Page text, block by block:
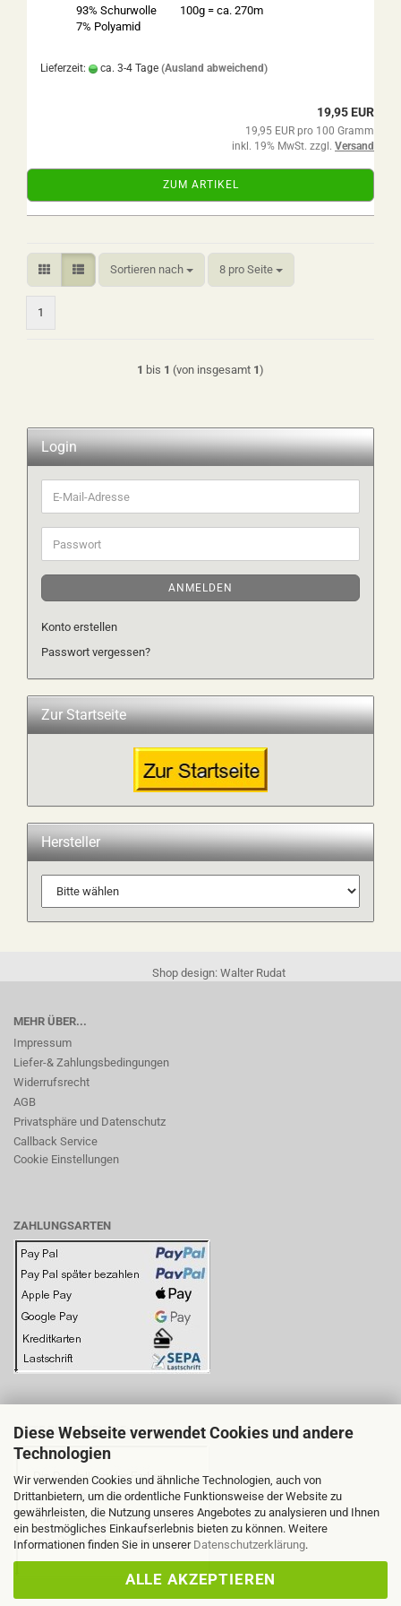
Diese Webseite verwendet Cookies und andere
Technologien
Wir verwenden Cookies und ähnliche Technologien, auch von
Drittanbietern, um die ordentliche Funktionsweise der Website zu
gewährleisten, die Nutzung unseres Angebotes zu analysieren und Ihnen
ein bestmögliches Einkaufserlebnis bieten zu können. Weitere
Informationen finden Sie in unserer Datenschutzerklärung.
ALLE AKZEPTIEREN
93% Schurwolle
100g = ca. 270m
7% Polyamid
Lieferzeit: ca. 3-4 Tage (Ausland abweichend)
19,95 EUR
19,95 EUR pro 100 Gramm
inkl. 19% MwSt. zzgl. Versand
ZUM ARTIKEL
Sortieren nach
Sortieren nach 8 pro Seite
pro Seite
1
1 bis 1 (von insgesamt 1)
Login
E-
Mail-
Adresse
Passwort
ANMELDEN
Konto erstellen
Passwort vergessen?
Zur Startseite
Hersteller
Shop design: Walter Rudat
MEHR ÜBER...
Impressum
Liefer-& Zahlungsbedingungen
Widerrufsrecht
AGB
Privatsphäre und Datenschutz
Callback Service
Cookie Einstellungen
ZAHLUNGSARTEN
BITTE BEACHTEN SIE: